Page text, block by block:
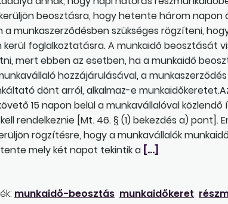
beosztásra, hogy hetente három
a munkaszerződésben szükséges rögzíteni,
kerül foglalkoztatásra. A munkaidő beosztását
mert ebben az esetben, ha a munkaidő
hozzájárulásával, a
dönt arról, alkalmaz-e
15 napon belül a munkavállalóval
rendelkeznie [Mt. 46. § (1) bekezdés a) pont].
rögzítésre, hogy a munkavállalók
mely két napot tekintik a […]
munkaidő-beosztás munkaidőkeret